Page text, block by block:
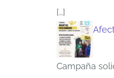
[…]
Campaña